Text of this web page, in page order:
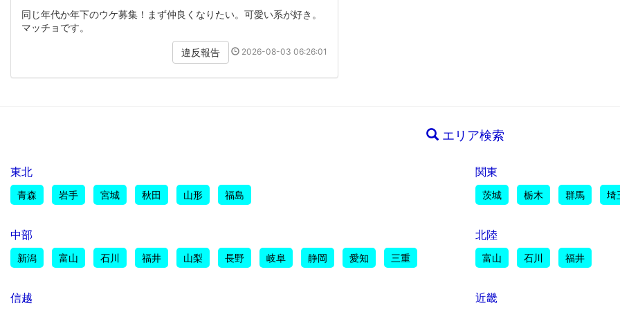
同じ年代か年下のウケ募集！まず仲良くなりたい。可愛い系が好き。
マッチョです。
違反報告 2026-08-03 06:26:01
エリア検索
東北
青森 岩手 宮城 秋田 山形 福島
関東
茨城 栃木 群馬 埼
中部
新潟 富山 石川 福井 山梨 長野 岐阜 静岡 愛知 三重
北陸
富山 石川 福井
信越 近畿